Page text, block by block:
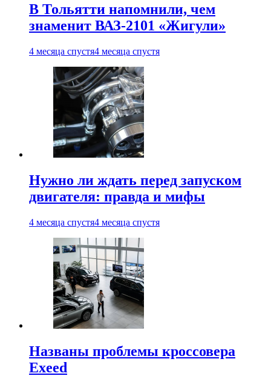
В Тольятти напомнили, чем
знаменит ВАЗ-2101 «Жигули»
4 месяца спустя4 месяца спустя
Нужно ли ждать перед запуском
двигателя: правда и мифы
4 месяца спустя4 месяца спустя
Названы проблемы кроссовера
Exeed